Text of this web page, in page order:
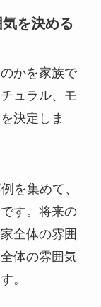
を決める
かを家族で
ュラル、モ
決定しま
を集めて、
す。将来の
全体の雰囲
体の雰囲気
。